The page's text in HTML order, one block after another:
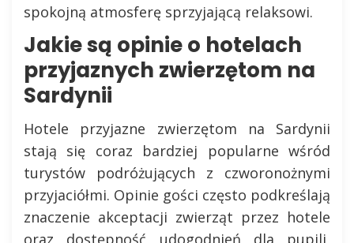
spokojną atmosferę sprzyjającą relaksowi.
Jakie są opinie o hotelach
przyjaznych zwierzętom na
Sardynii
Hotele przyjazne zwierzętom na Sardynii
stają się coraz bardziej popularne wśród
turystów podróżujących z czworonożnymi
przyjaciółmi. Opinie gości często podkreślają
znaczenie akceptacji zwierząt przez hotele
oraz dostępność udogodnień dla pupili,